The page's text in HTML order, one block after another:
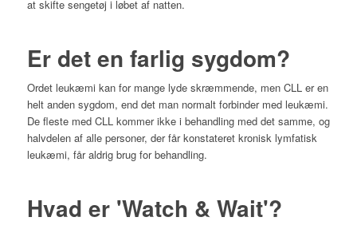
at skifte sengetøj i løbet af natten.
Er det en farlig sygdom?
Ordet leukæmi kan for mange lyde skræmmende, men CLL er en
helt anden sygdom, end det man normalt forbinder med leukæmi.
De fleste med CLL kommer ikke i behandling med det samme, og
halvdelen af alle personer, der får konstateret kronisk lymfatisk
leukæmi, får aldrig brug for behandling.
Hvad er 'Watch & Wait'?